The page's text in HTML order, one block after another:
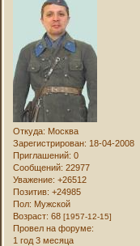
Откуда: Москва
Зарегистрирован: 18-04-2008
Приглашений: 0
Сообщений: 22977
Уважение: +26512
Позитив: +24985
Пол: Мужской
Возраст: 68[1957-12-15]
Провел на форуме:
1 год 3 месяца